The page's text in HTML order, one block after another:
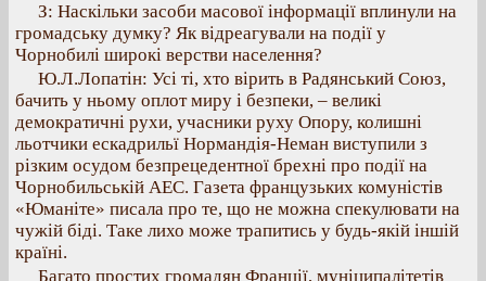
З: Наскільки засоби масової інформації вплинули на
громадську думку? Як відреагували на події у
Чорнобилі широкі верстви населення?
Ю.Л.Лопатін: Усі ті, хто вірить в Радянський Союз,
бачить у ньому оплот миру і безпеки, – великі
демократичні рухи, учасники руху Опору, колишні
льотчики ескадрильї Нормандія-Неман виступили з
різким осудом безпрецедентної брехні про події на
Чорнобильській АЕС. Газета французьких комуністів
«Юманіте» писала про те, що не можна спекулювати на
чужій біді. Таке лихо може трапитись у будь-якій іншій
країні.
Багато простих громадян Франції, муніципалітетів